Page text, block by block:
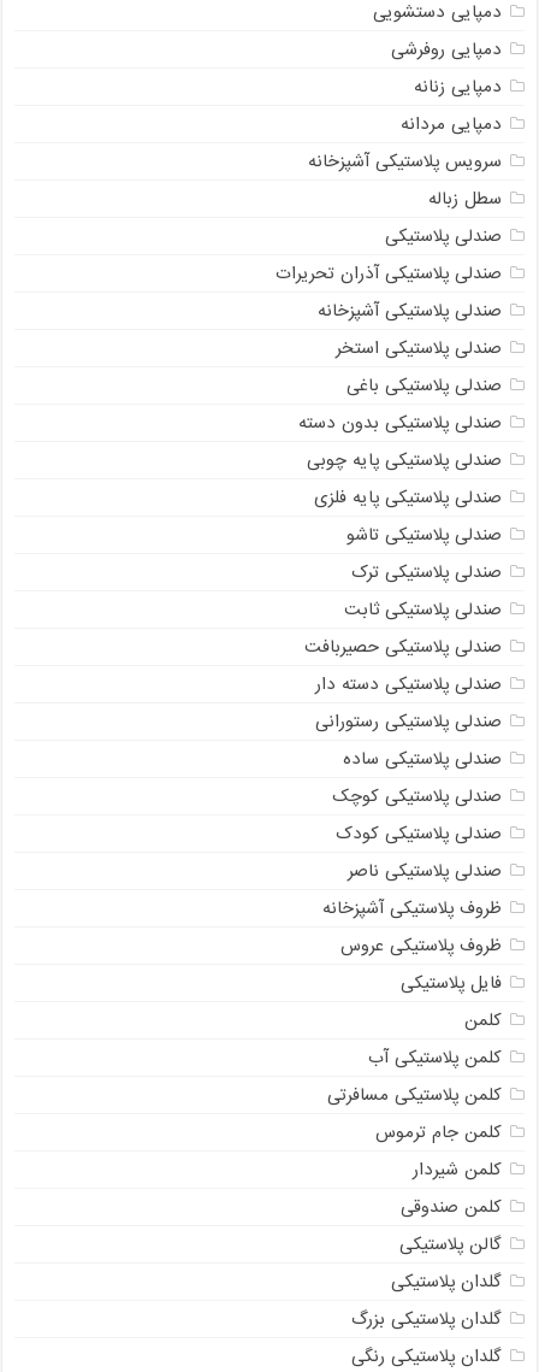
دمپایی دستشویی
دمپایی روفرشی
دمپایی زنانه
دمپایی مردانه
سرویس پلاستیکی آشپزخانه
سطل زباله
صندلی پلاستیکی
صندلی پلاستیکی آذران تحریرات
صندلی پلاستیکی آشپزخانه
صندلی پلاستیکی استخر
صندلی پلاستیکی باغی
صندلی پلاستیکی بدون دسته
صندلی پلاستیکی پایه چوبی
صندلی پلاستیکی پایه فلزی
صندلی پلاستیکی تاشو
صندلی پلاستیکی ترک
صندلی پلاستیکی ثابت
صندلی پلاستیکی حصیربافت
صندلی پلاستیکی دسته دار
صندلی پلاستیکی رستورانی
صندلی پلاستیکی ساده
صندلی پلاستیکی کوچک
صندلی پلاستیکی کودک
صندلی پلاستیکی ناصر
ظروف پلاستیکی آشپزخانه
ظروف پلاستیکی عروس
فایل پلاستیکی
کلمن
کلمن پلاستیکی آب
کلمن پلاستیکی مسافرتی
کلمن جام ترموس
کلمن شیردار
کلمن صندوقی
گالن پلاستیکی
گلدان پلاستیکی
گلدان پلاستیکی بزرگ
گلدان پلاستیکی رنگی